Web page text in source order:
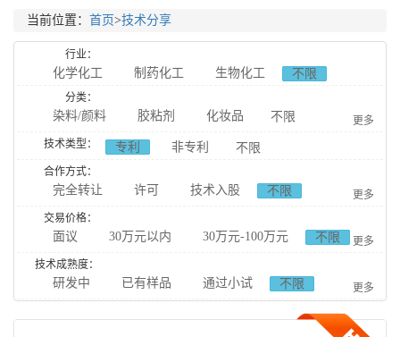
当前位置： 首页>技术分享
行业：
不限
化学化工 制药化工
生物化工
分类：
不限
染料/颜料 胶粘剂
化妆品
农用化工
表面处理
石墨烯 纳米材料
高分子材料
橡胶塑胶
天然提取
无机化工 分析化工
原料药
药物中间体
药物分析
动物用药
生物合成
生物催化技术
更多
技术类型：
不限
专利 非专利
合作方式：
不限
完全转让 许可
技术入股
合作生产
更多
交易价格：
不限
面议 30万元以内
30万元-100万元
100万元-300万元
1000万元以上
更多
技术成熟度：
不限
研发中 已有样品
通过小试
通过中试
更多